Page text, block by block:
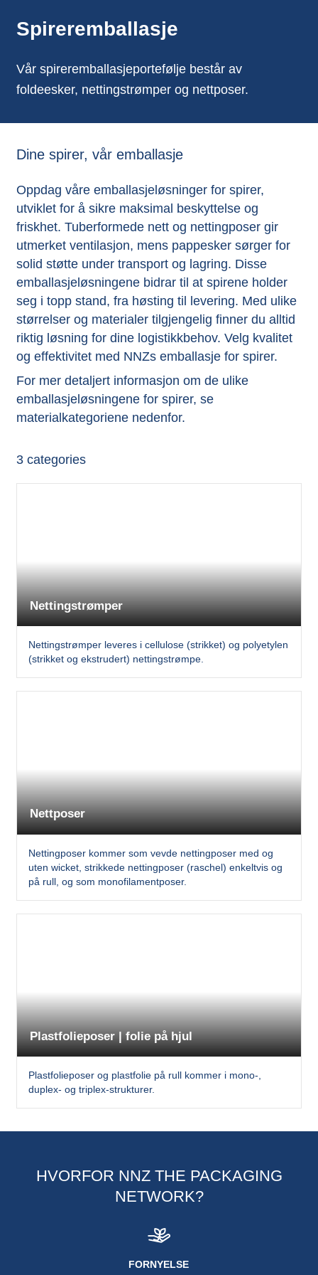
Spireremballasje
Vår spireremballasjeportefølje består av
foldeesker, nettingstrømper og nettposer.
Dine spirer, vår emballasje
Oppdag våre emballasjeløsninger for spirer,
utviklet for å sikre maksimal beskyttelse og
friskhet. Tuberformede nett og nettingposer gir
utmerket ventilasjon, mens pappesker sørger for
solid støtte under transport og lagring. Disse
emballasjeløsningene bidrar til at spirene holder
seg i topp stand, fra høsting til levering. Med ulike
størrelser og materialer tilgjengelig finner du alltid
riktig løsning for dine logistikkbehov. Velg kvalitet
og effektivitet med NNZs emballasje for spirer.
For mer detaljert informasjon om de ulike
emballasjeløsningene for spirer, se
materialkategoriene nedenfor.
3categories
Nettingstrømper
Nettingstrømper leveres i cellulose (strikket) og polyetylen
(strikket og ekstrudert) nettingstrømpe.
Nettposer
Nettingposer kommer som vevde nettingposer med og
uten wicket, strikkede nettingposer (raschel) enkeltvis og
på rull, og som monofilamentposer.
Plastfolieposer | folie på hjul
Plastfolieposer og plastfolie på rull kommer i mono-,
duplex- og triplex-strukturer.
HVORFOR NNZ THE PACKAGING
NETWORK?
FORNYELSE